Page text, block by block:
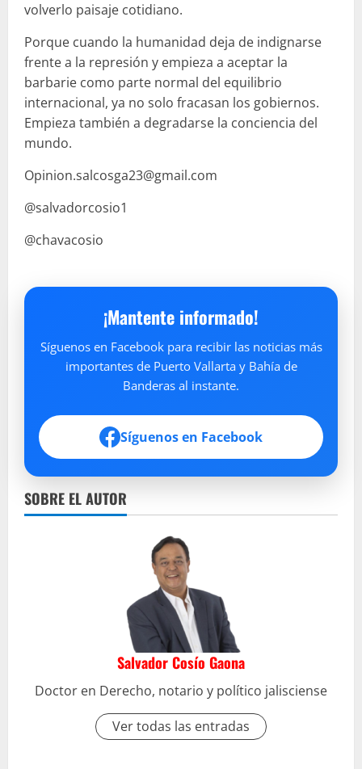
volverlo paisaje cotidiano.
Porque cuando la humanidad deja de indignarse
frente a la represión y empieza a aceptar la
barbarie como parte normal del equilibrio
internacional, ya no solo fracasan los gobiernos.
Empieza también a degradarse la conciencia del
mundo.
Opinion.salcosga23@gmail.com
@salvadorcosio1
@chavacosio
¡Mantente informado!
Síguenos en Facebook para recibir las noticias más
importantes de Puerto Vallarta y Bahía de
Banderas al instante.
Síguenos en Facebook
SOBRE EL AUTOR
Salvador Cosío Gaona
Doctor en Derecho, notario y político jalisciense
Ver todas las entradas